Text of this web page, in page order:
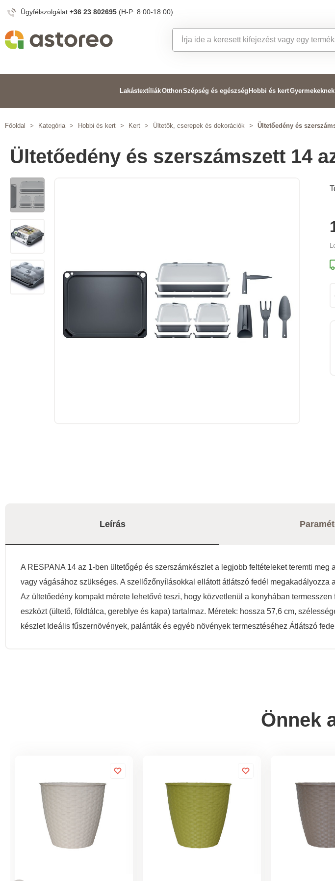
Ügyfélszolgálat +36 23 802695 (H-P: 8:00-18:00)
LakástextíliákOtthonSzépség és egészség Hobbi és kertGyermekeknek
Főoldal > Kategória > Hobbi és kert > Kert > Ültetők, cserepek és dekorációk > Ültetőedény és
Ültetőedény és szerszámszett 14
Leírás
A RESPANA 14 az 1-ben ültetőgép és szerszámkészlet a legjobb feltételeket teremti
vagy vágásához szükséges. A szellőzőnyílásokkal ellátott átlátszó fedél
Az ültetőedény kompakt mérete lehetővé teszi, hogy közvetlenül a konyhában
eszközt (ültető, földtálca, gereblye és kapa) tartalmaz. Méretek: hossza 57,6 cm,
készlet Ideális fűszernövények, palánták és egyéb növények termesztéséhez Átlátszó
Önnek